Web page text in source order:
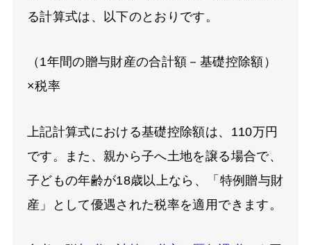
る計算式は、以下のとおりです。
（1年間の贈与財産の合計額－基礎控除額）
×税率
上記計算式における基礎控除額は、110万円
です。また、親から子へ土地を譲る場合で、
子どもの年齢が18歳以上なら、「特例贈与財
産」として優遇された税率を適用できます。